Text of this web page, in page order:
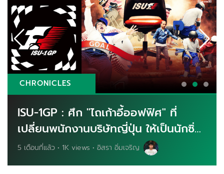
CHRONICLES
ISU-1GP : ศึก "ไถเก้าอี้ออฟฟิศ" ที่
เปลี่ยนพนักงานบริษัทญี่ปุ่น ให้เป็นนักซิ่ง
สุดเดือด | Main Stand
5 เดือนที่แล้ว • 1K views • อิสรา อิ่มเจริญ